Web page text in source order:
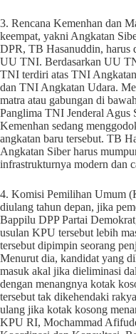
3. Rencana Kemenhan dan
keempat, yakni Angkatan
DPR, TB Hasanuddin, harus
UU TNI. Berdasarkan UU
TNI terdiri atas TNI
dan TNI Angkatan Udara.
matra atau gabungan di
Panglima TNI Jenderal Agus
Kemenhan sedang
angkatan baru tersebut. TB
Angkatan Siber harus
infrastrukturnya modern dan
4. Komisi Pemilihan Umum
diulang tahun depan, jika
Bappilu DPP Partai
usulan KPU tersebut lebih
tersebut dipimpin seorang
Menurut dia, kandidat yang
masuk akal jika dieliminasi
dengan menangnya kotak
tersebut tak dikehendaki
ulang jika kotak kosong
KPU RI, Mochammad